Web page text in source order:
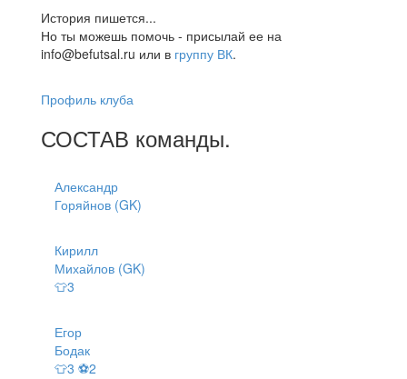
История пишется...
Но ты можешь помочь - присылай ее на
info@befutsal.ru или в группу ВК.
Профиль клуба
СОСТАВ команды.
Александр
Горяйнов (GK)
Кирилл
Михайлов (GK)
👕3
Егор
Бодак
👕3 ⚽2